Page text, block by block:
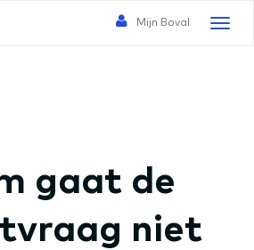
Toggle
Mijn Boval
gaat de
niet